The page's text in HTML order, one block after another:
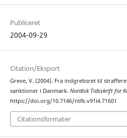
Publiceret
2004-09-29
Citation/Eksport
Greve, V. (2004). Fra indgrebsret til
sanktioner i Danmark. Nordisk Tidsskrift for
https://doi.org/10.7146/ntfk.v91i4.71601
Citationsformater